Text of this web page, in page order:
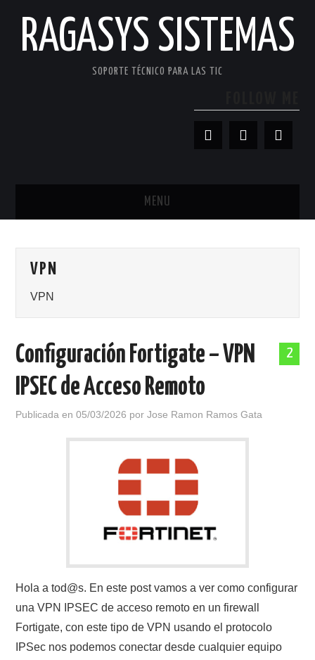
RAGASYS SISTEMAS
SOPORTE TÉCNICO PARA LAS TIC
MENU
ACERCA DE
POLÍTICA DE PRIVACIDAD
VPN
VPN
2
Configuración Fortigate – VPN
IPSEC de Acceso Remoto
Publicada en05/03/2026 porJose Ramon Ramos Gata
Hola a tod@s. En este post vamos a ver como configurar
una VPN IPSEC de acceso remoto en un firewall
Fortigate, con este tipo de VPN usando el protocolo
IPSec nos podemos conectar desde cualquier equipo